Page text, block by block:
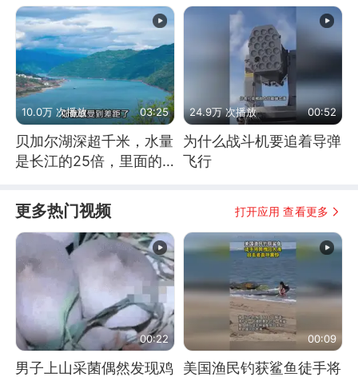
10.0万 次播放 03:25
贝加尔湖深超千米，水量
是长江的25倍，里面的
24.9万 次播放 00:52
为什么战斗机要追着导弹
飞行
更多热门视频 打开应用 查看更多
00:22
男子上山采菌偶然发现鸡
00:09
美国渔民钓获鲨鱼徒手将